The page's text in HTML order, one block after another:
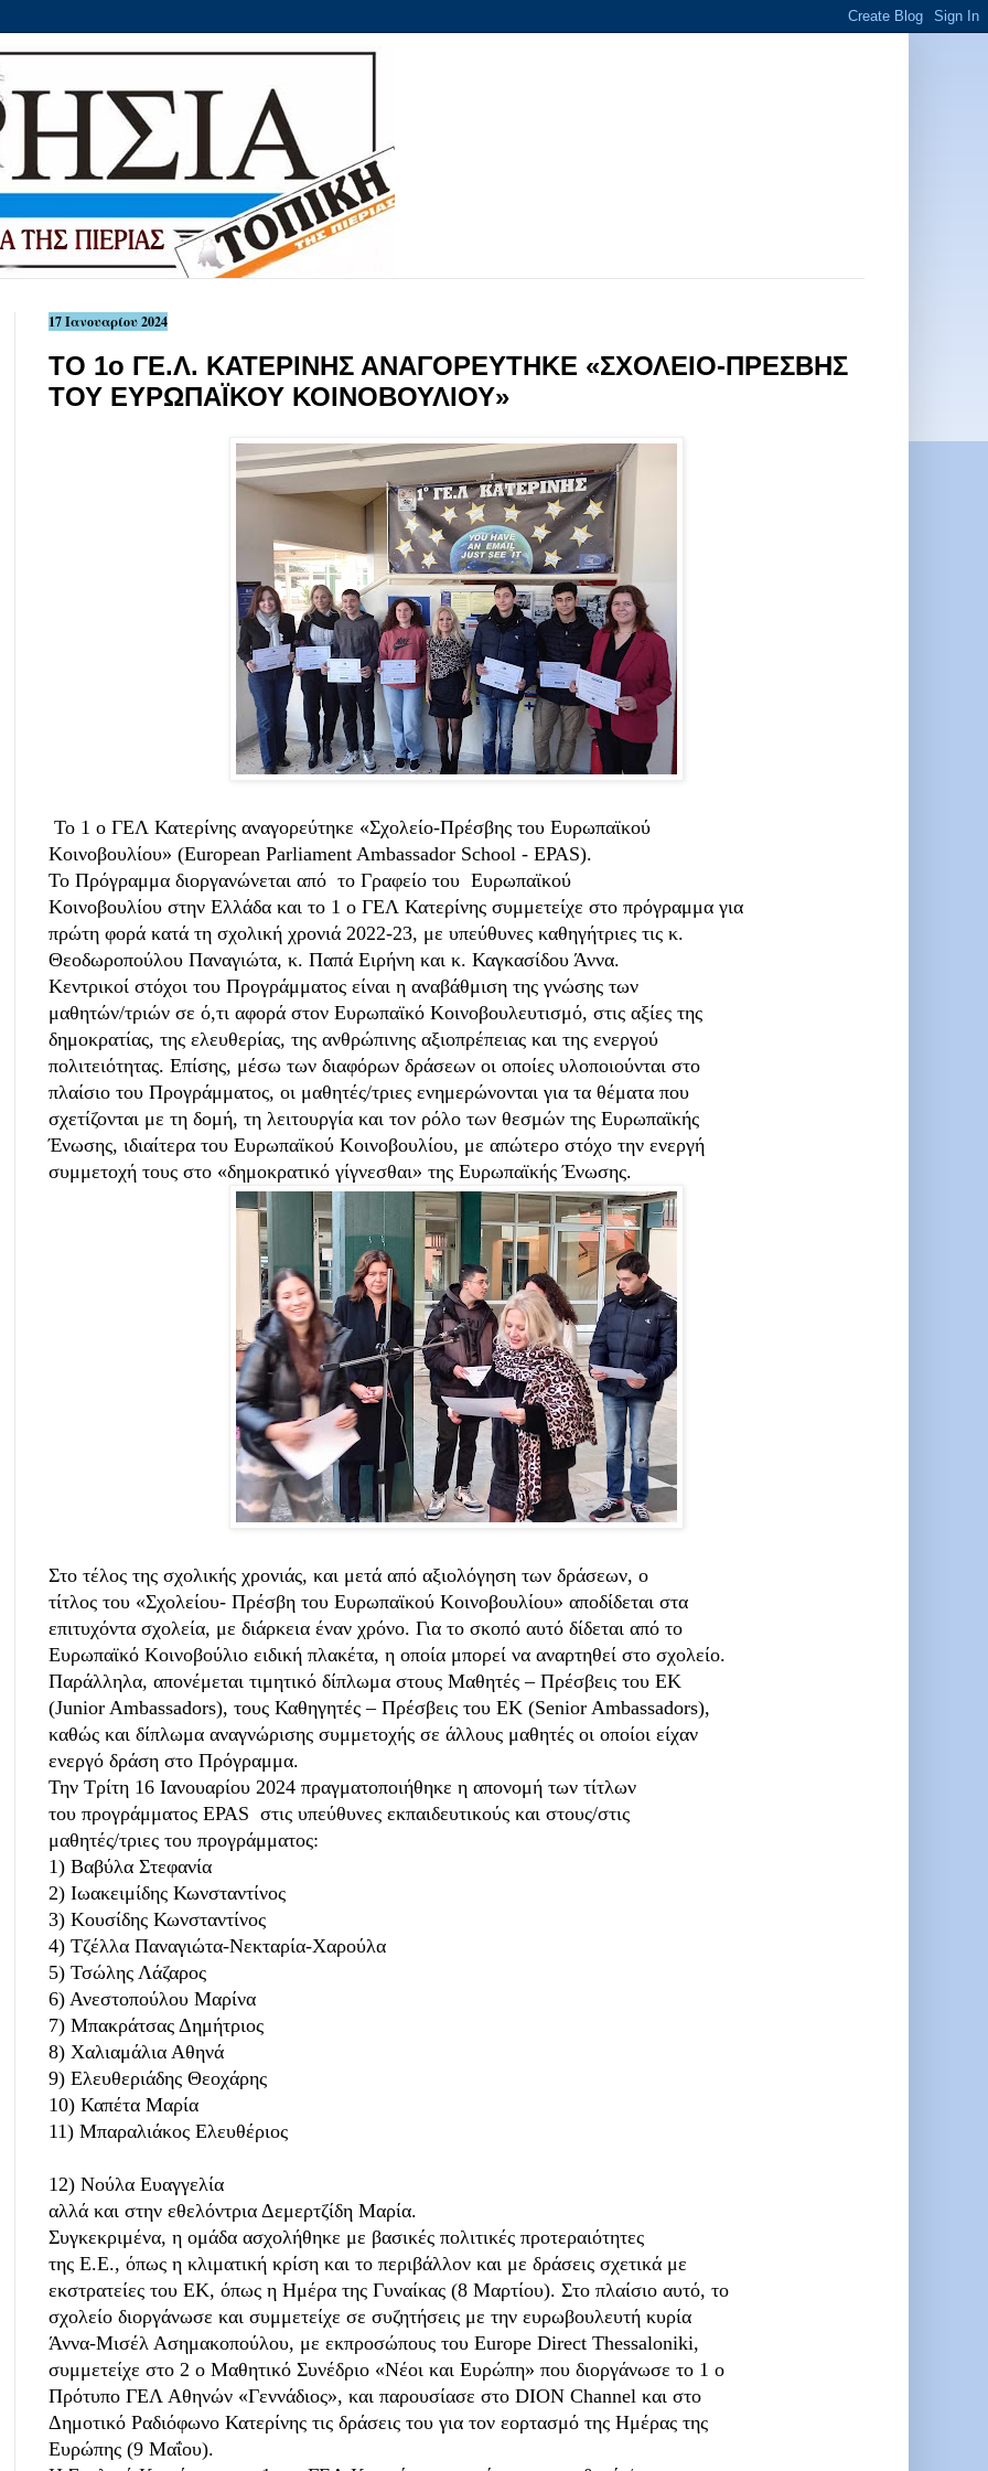
17 Ιανουαρίου 2024
ΤΟ 1ο ΓΕ.Λ. ΚΑΤΕΡΙΝΗΣ ΑΝΑΓΟΡΕΥΤΗΚΕ «ΣΧΟΛΕΙΟ-ΠΡΕΣΒΗΣ
ΤΟΥ ΕΥΡΩΠΑΪΚΟΥ ΚΟΙΝΟΒΟΥΛΙΟΥ»
Το 1 ο ΓΕΛ Κατερίνης αναγορεύτηκε «Σχολείο-Πρέσβης του Ευρωπαϊκού
Κοινοβουλίου» (European Parliament Ambassador School - EPAS).
Το Πρόγραμμα διοργανώνεται από το Γραφείο του Ευρωπαϊκού
Κοινοβουλίου στην Ελλάδα και το 1 ο ΓΕΛ Κατερίνης συμμετείχε στο πρόγραμμα για
πρώτη φορά κατά τη σχολική χρονιά 2022-23, με υπεύθυνες καθηγήτριες τις κ.
Θεοδωροπούλου Παναγιώτα, κ. Παπά Ειρήνη και κ. Καγκασίδου Άννα.
Κεντρικοί στόχοι του Προγράμματος είναι η αναβάθμιση της γνώσης των
μαθητών/τριών σε ό,τι αφορά στον Ευρωπαϊκό Κοινοβουλευτισμό, στις αξίες της
δημοκρατίας, της ελευθερίας, της ανθρώπινης αξιοπρέπειας και της ενεργού
πολιτειότητας. Επίσης, μέσω των διαφόρων δράσεων οι οποίες υλοποιούνται στο
πλαίσιο του Προγράμματος, οι μαθητές/τριες ενημερώνονται για τα θέματα που
σχετίζονται με τη δομή, τη λειτουργία και τον ρόλο των θεσμών της Ευρωπαϊκής
Ένωσης, ιδιαίτερα του Ευρωπαϊκού Κοινοβουλίου, με απώτερο στόχο την ενεργή
συμμετοχή τους στο «δημοκρατικό γίγνεσθαι» της Ευρωπαϊκής Ένωσης.
Στο τέλος της σχολικής χρονιάς, και μετά από αξιολόγηση των δράσεων, ο
τίτλος του «Σχολείου- Πρέσβη του Ευρωπαϊκού Κοινοβουλίου» αποδίδεται στα
επιτυχόντα σχολεία, με διάρκεια έναν χρόνο. Για το σκοπό αυτό δίδεται από το
Ευρωπαϊκό Κοινοβούλιο ειδική πλακέτα, η οποία μπορεί να αναρτηθεί στο σχολείο.
Παράλληλα, απονέμεται τιμητικό δίπλωμα στους Μαθητές – Πρέσβεις του ΕΚ
(Junior Ambassadors), τους Καθηγητές – Πρέσβεις του ΕΚ (Senior Ambassadors),
καθώς και δίπλωμα αναγνώρισης συμμετοχής σε άλλους μαθητές οι οποίοι είχαν
ενεργό δράση στο Πρόγραμμα.
Την Τρίτη 16 Ιανουαρίου 2024 πραγματοποιήθηκε η απονομή των τίτλων
του προγράμματος EPAS στις υπεύθυνες εκπαιδευτικούς και στους/στις
μαθητές/τριες του προγράμματος:
1) Βαβύλα Στεφανία
2) Ιωακειμίδης Κωνσταντίνος
3) Κουσίδης Κωνσταντίνος
4) Τζέλλα Παναγιώτα-Νεκταρία-Χαρούλα
5) Τσώλης Λάζαρος
6) Ανεστοπούλου Μαρίνα
7) Μπακράτσας Δημήτριος
8) Χαλιαμάλια Αθηνά
9) Ελευθεριάδης Θεοχάρης
10) Καπέτα Μαρία
11) Μπαραλιάκος Ελευθέριος
12) Νούλα Ευαγγελία
αλλά και στην εθελόντρια Δεμερτζίδη Μαρία.
Συγκεκριμένα, η ομάδα ασχολήθηκε με βασικές πολιτικές προτεραιότητες
της Ε.Ε., όπως η κλιματική κρίση και το περιβάλλον και με δράσεις σχετικά με
εκστρατείες του ΕΚ, όπως η Ημέρα της Γυναίκας (8 Μαρτίου). Στο πλαίσιο αυτό, το
σχολείο διοργάνωσε και συμμετείχε σε συζητήσεις με την ευρωβουλευτή κυρία
Άννα-Μισέλ Ασημακοπούλου, με εκπροσώπους του Europe Direct Thessaloniki,
συμμετείχε στο 2 ο Μαθητικό Συνέδριο «Νέοι και Ευρώπη» που διοργάνωσε το 1 ο
Πρότυπο ΓΕΛ Αθηνών «Γεννάδιος», και παρουσίασε στο DION Channel και στο
Δημοτικό Ραδιόφωνο Κατερίνης τις δράσεις του για τον εορτασμό της Ημέρας της
Ευρώπης (9 Μαΐου).